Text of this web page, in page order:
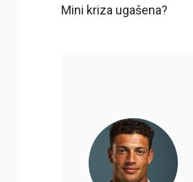
Mini kriza ugašena?